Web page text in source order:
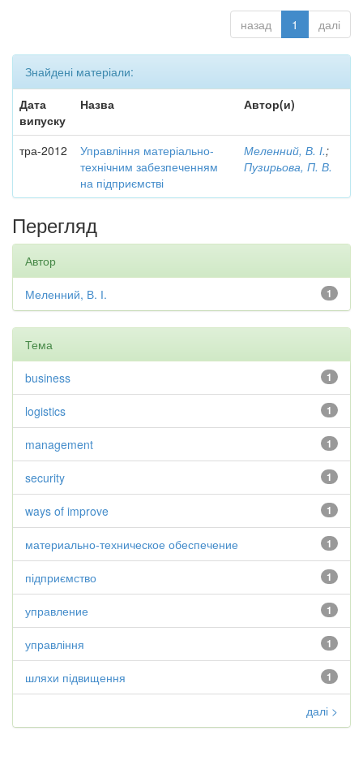
назад 1 далі
Знайдені матеріали:
Дата
випуску
Назва Автор(и)
тра-2012
Управління матеріально-
технічним забезпеченням
на підприємстві
Меленний, В. І.;
Пузирьова, П. В.
Перегляд
Автор
1
Меленний, В. І.
Тема
1
business
1
logistics
1
management
1
security
1
ways of improve
1
материально-техническое обеспечение
1
підприємство
1
управление
1
управління
1
шляхи підвищення
далі >